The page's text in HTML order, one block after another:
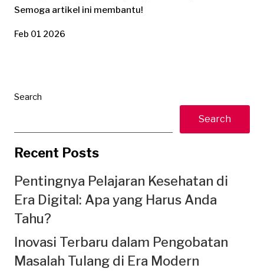
Semoga artikel ini membantu!
Feb 01 2026
Search
Search
Recent Posts
Pentingnya Pelajaran Kesehatan di
Era Digital: Apa yang Harus Anda
Tahu?
Inovasi Terbaru dalam Pengobatan
Masalah Tulang di Era Modern